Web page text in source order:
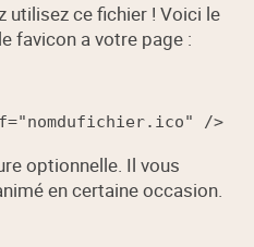
utilisez ce fichier ! Voici le
favicon a votre page :
="nomdufichier.ico" />
optionnelle. Il vous
en certaine occasion.